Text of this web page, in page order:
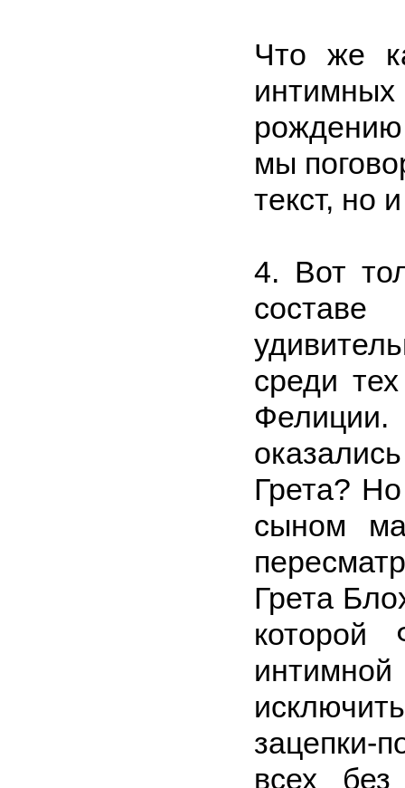
Что же
интимных
мы
текст, но
4. Вот
среди
Грета?
сыном
Грета
зацепки-
всех